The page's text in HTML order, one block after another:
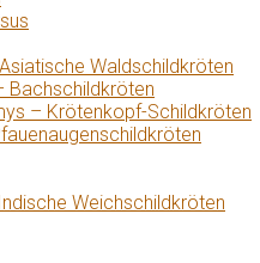
Waldschildkröten
Bachschildkröten
– Krötenkopf-Schildkröten
Weichschildkröten